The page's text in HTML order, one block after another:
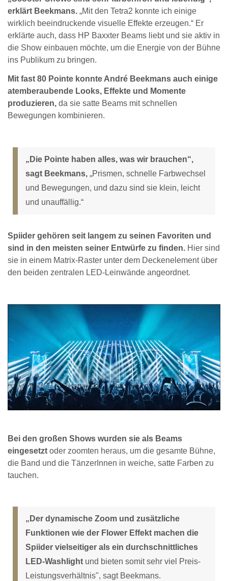
erklärt Beekmans. „Mit den Tetra2 konnte ich einige
wirklich beeindruckende visuelle Effekte erzeugen.“ Er
erklärte auch, dass HP Baxxter Beams liebt und sie aktiv in
die Show einbauen möchte, um die Energie von der Bühne
ins Publikum zu bringen.
Mit fast 80 Pointe konnte André Beekmans auch einige
atemberaubende Looks, Effekte und Momente
produzieren, da sie satte Beams mit schnellen
Bewegungen kombinieren.
„Die Pointe haben alles, was wir brauchen“,
sagt Beekmans, „Prismen, schnelle Farbwechsel
und Bewegungen, und dazu sind sie klein, leicht
und unauffällig.“
Spiider gehören seit langem zu seinen Favoriten und
sind in den meisten seiner Entwürfe zu finden. Hier sind
sie in einem Matrix-Raster unter dem Deckenelement über
den beiden zentralen LED-Leinwände angeordnet.
Bei den großen Shows wurden sie als Beams
eingesetzt oder zoomten heraus, um die gesamte Bühne,
die Band und die TänzerInnen in weiche, satte Farben zu
tauchen.
„Der dynamische Zoom und zusätzliche
Funktionen wie der Flower Effekt machen die
Spiider vielseitiger als ein durchschnittliches
LED-Washlight und bieten somit sehr viel Preis-
Leistungsverhältnis", sagt Beekmans.